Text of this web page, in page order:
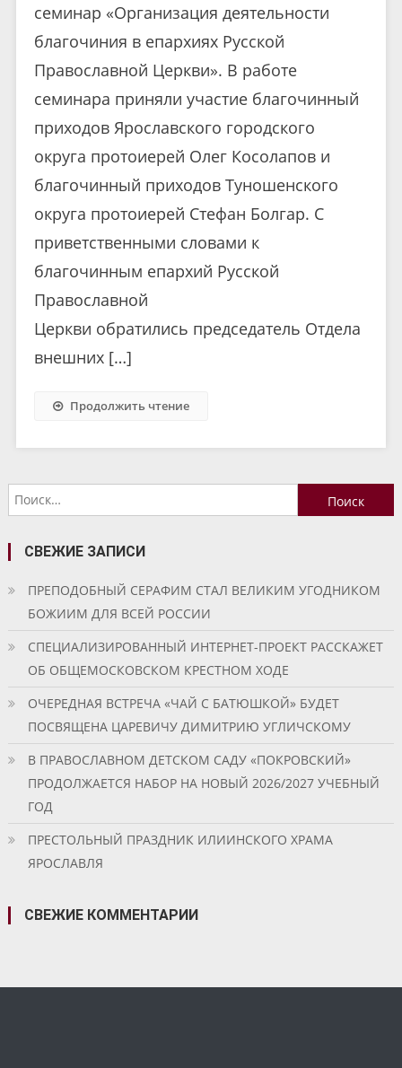
семинар «Организация деятельности
благочиния в епархиях Русской
Православной Церкви». В работе
семинара приняли участие благочинный
приходов Ярославского городского
округа протоиерей Олег Косолапов и
благочинный приходов Туношенского
округа протоиерей Стефан Болгар. С
приветственными словами к
благочинным епархий Русской
Православной
Церкви обратились председатель Отдела
внешних […]
Продолжить чтение
Найти:
СВЕЖИЕ ЗАПИСИ
ПРЕПОДОБНЫЙ СЕРАФИМ СТАЛ ВЕЛИКИМ УГОДНИКОМ
БОЖИИМ ДЛЯ ВСЕЙ РОССИИ
СПЕЦИАЛИЗИРОВАННЫЙ ИНТЕРНЕТ-ПРОЕКТ РАССКАЖЕТ
ОБ ОБЩЕМОСКОВСКОМ КРЕСТНОМ ХОДЕ
ОЧЕРЕДНАЯ ВСТРЕЧА «ЧАЙ С БАТЮШКОЙ» БУДЕТ
ПОСВЯЩЕНА ЦАРЕВИЧУ ДИМИТРИЮ УГЛИЧСКОМУ
В ПРАВОСЛАВНОМ ДЕТСКОМ САДУ «ПОКРОВСКИЙ»
ПРОДОЛЖАЕТСЯ НАБОР НА НОВЫЙ 2026/2027 УЧЕБНЫЙ
ГОД
ПРЕСТОЛЬНЫЙ ПРАЗДНИК ИЛИИНСКОГО ХРАМА
ЯРОСЛАВЛЯ
СВЕЖИЕ КОММЕНТАРИИ